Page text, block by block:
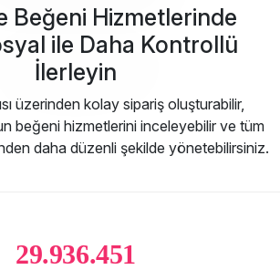
Beğeni Hizmetlerinde
ile Daha Kontrollü
İlerleyin
üzerinden kolay sipariş oluşturabilir,
beğeni hizmetlerini inceleyebilir ve tüm
daha düzenli şekilde yönetebilirsiniz.
29.936.451